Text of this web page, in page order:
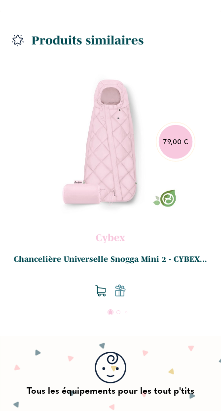
Produits similaires
79,00 €
Cybex
Chancelière Universelle Snogga Mini 2 - CYBEX...
Tous les équipements pour les tout p'tits